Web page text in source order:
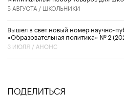
5 АВГУСТА / ШКОЛЬНИКИ
Вышел в свет новый номер научно-
«Образовательная политика» № 2
3 ИЮЛЯ / АНОНС
ПОДЕЛИТЬСЯ